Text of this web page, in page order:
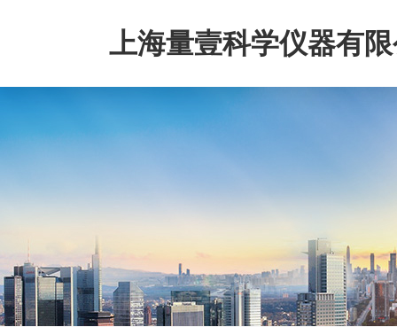
上海量壹科学仪器有